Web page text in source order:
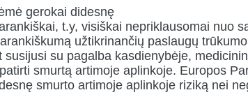
gerokai didesnę
t.y, visiškai nepriklausomai nuo
užtikrinančių paslaugų
su pagalba kasdienybėje,
smurtą artimoje aplinkoje. Europos
smurto artimoje aplinkoje riziką nei